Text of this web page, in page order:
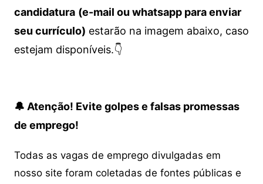
candidatura (e-mail ou whatsapp para enviar
seu currículo) estarão na imagem abaixo, caso
estejam disponíveis.👇
🔔 Atenção! Evite golpes e falsas promessas
de emprego!
Todas as vagas de emprego divulgadas em
nosso site foram coletadas de fontes públicas e